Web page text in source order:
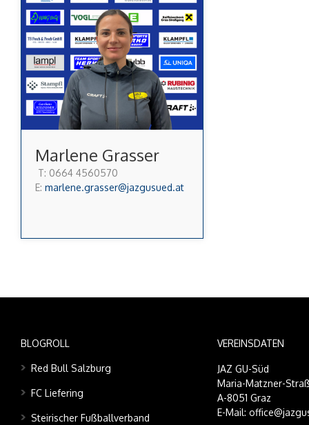
Marlene Grasser
T: 0664 4560570
E: marlene.grasser@jazgusued.at
BLOGROLL
Red Bull Salzburg
FC Liefering
Steirischer Fußballverband
VEREINSDATEN
JAZ GU-Süd
Maria-Matzner-
A-8051 Graz
E-Mail: